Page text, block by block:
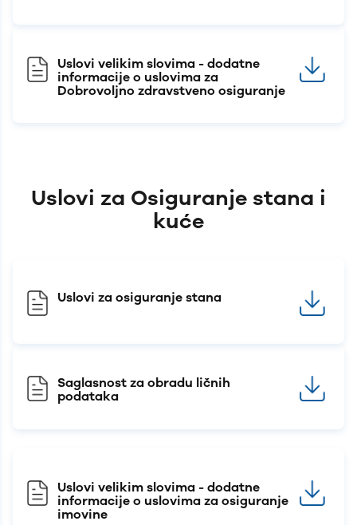
Uslovi velikim slovima - dodatne
informacije o uslovima za
Dobrovoljno zdravstveno osiguranje
Uslovi za Osiguranje stana i
kuće
Uslovi za osiguranje stana
Saglasnost za obradu ličnih
podataka
Uslovi velikim slovima - dodatne
informacije o uslovima za osiguranje
imovine